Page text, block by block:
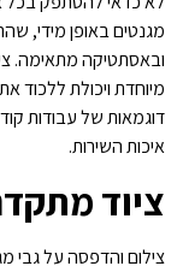
מגנטים באופן מידי,
ובאסתטיקה מתאימה.
מיוחדת ויכולת ללכוד
דוגמאות של עבודות
איכות השירות.
ציוד
צילום והדפסה על גבי